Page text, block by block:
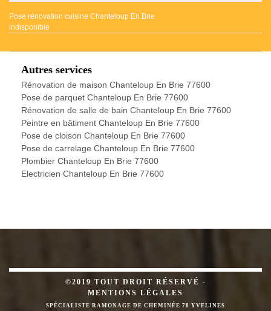
Pose rénovation cuisine Chanteloup En Brie
indisponible
Autres services
Rénovation de maison Chanteloup En Brie 77600
Pose de parquet Chanteloup En Brie 77600
Rénovation de salle de bain Chanteloup En Brie 77600
Peintre en bâtiment Chanteloup En Brie 77600
Pose de cloison Chanteloup En Brie 77600
Pose de carrelage Chanteloup En Brie 77600
Plombier Chanteloup En Brie 77600
Electricien Chanteloup En Brie 77600
©2019 TOUT DROIT RÉSERVÉ -
MENTIONS LÉGALES
SPÉCIALISTE RAMONAGE DE CHEMINÉE 78 YVELINES